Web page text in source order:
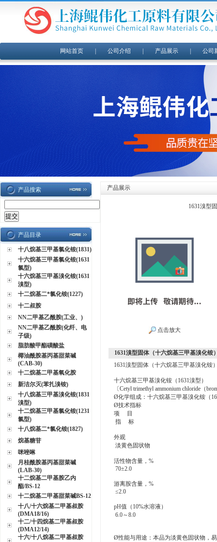
网站首页 公司介绍 产品展示 公司
产品搜索
产品目录
十八烷基三甲基氯化铵(1831)
十六烷基三甲基氯化铵(1631
氯型)
十六烷基三甲基溴化铵(1631
溴型)
十二烷基二*氯化铵(1227)
十二叔胺
NN二甲基乙酰胺(工业、)
NN二甲基乙酰胺(化纤、电
子级)
脂肪酸甲酯磺酸盐
椰油酰胺基丙基甜菜碱
(CAB-30)
十二烷基二甲基氧化胺
新洁尔灭(苯扎溴铵)
十八烷基三甲基溴化铵(1831
溴型)
十二烷基三甲基氯化铵(1231
氯型)
十八烷基二*氯化铵(1827)
烷基糖苷
咪唑啉
月桂酰胺基丙基甜菜碱
(LAB-30)
十二烷基二甲基胺乙内
酯/BS-12
十二烷基二甲基甜菜碱BS-12
十八/十六烷基二甲基叔胺
(DMA18/16)
十二/十四烷基二甲基叔胺
(DMA12/14)
十六/十八烷基二甲基叔胺
产品展示
1631溴型
点击放大
1631溴型固体（十六烷基三甲基溴化铵
1631溴型固体（十六烷基三甲基溴化铵
十六烷基三甲基溴化铵（1631溴型）
〔Cetyl trimethyl ammonium chloride（
Ø化学组成：十六烷基三甲基溴化铵（
Ø技术指标
项 目
指 标
外观
淡黄色固状物
活性物含量，%
70±2.0
游离胺含量，%
≤2.0
pH值（10%水溶液）
6.0～8.0
Ø性能与用途：本品为淡黄色固状物，